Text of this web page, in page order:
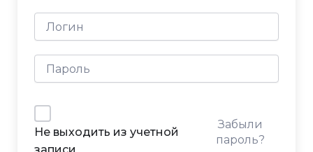
Не выходить из учетной
Забыли
пароль?